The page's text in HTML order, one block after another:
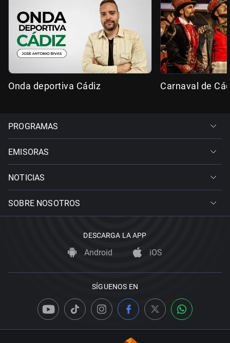
Onda deportiva Cádiz Carnaval de
PROGRAMAS
EMISORAS
NOTICIAS
SOBRE NOSOTROS
DESCARGA LA APP
Android iOS
SÍGUENOS EN